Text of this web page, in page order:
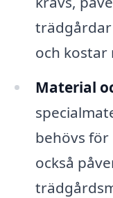
och kostar
Material
behövs
också